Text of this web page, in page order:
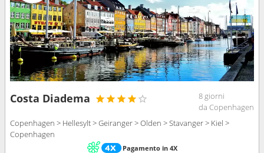
Costa Diadema
8 giorni
da Copenhagen
Copenhagen > Hellesylt > Geiranger > Olden > Stavanger > Kiel >
Copenhagen
Pagamento in 4X